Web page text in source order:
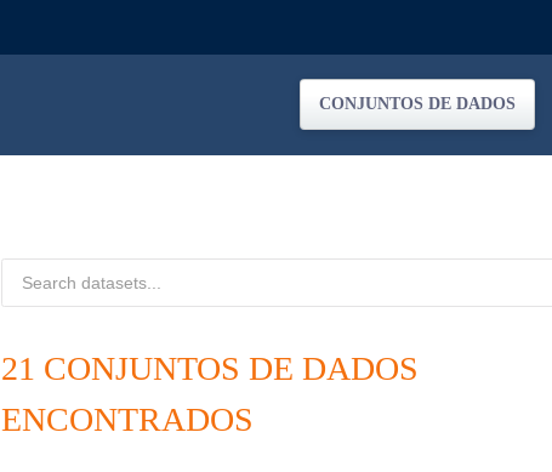
CONJUNTOS DE DADOS
21 CONJUNTOS DE DADOS
ENCONTRADOS